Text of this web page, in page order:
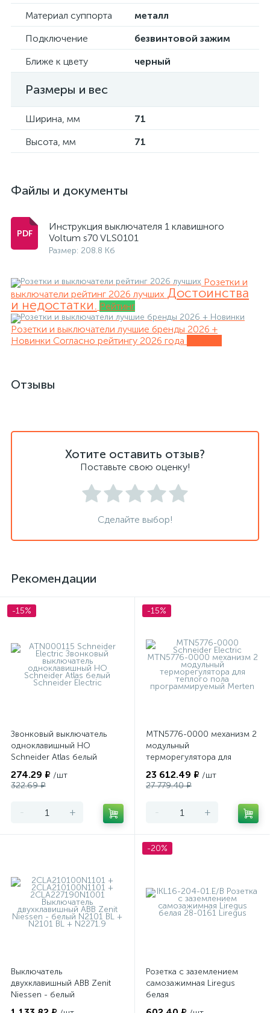
Материал суппорта
металл
Подключение
безвинтовой зажим
Ближе к цвету
черный
Размеры и вес
Ширина, мм
71
Высота, мм
71
Файлы и документы
Инструкция выключателя 1 клавишного
Voltum s70 VLS0101
Размер: 208.8 Кб
Розетки и
выключатели рейтинг 2026 лучших Достоинства
и недостатки. Рейтинг
Розетки и выключатели лучшие бренды 2026 +
Новинки Согласно рейтингу 2026 года
Отзывы
Хотите оставить отзыв?
Поставьте свою оценку!
Сделайте выбор!
Рекомендации
-15%
Звонковый выключатель
одноклавишный НО
Schneider Atlas белый
274.29 ₽ /шт
322.69 ₽
- +
-15%
MTN5776-0000 механизм 2
модульный
терморегулятора для
программируемый Merten
23 612.49 ₽ /шт
27 779.40 ₽
- +
Выключатель
двухклавишный ABB Zenit
Niessen - белый
-20%
Розетка с заземлением
самозажимная Liregus
белая